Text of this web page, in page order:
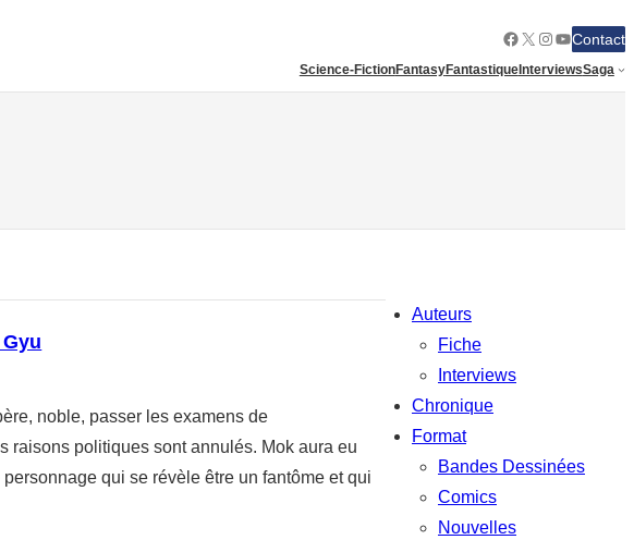
Facebook
X Instagram
YouTube
Contact
Science-FictionFantasyFantastiqueInterviewsSaga
noble, passer les examens de
raisons politiques sont annulés. Mok aura eu
qui se révèle être un fantôme et qui
Auteurs
Fiche
Interviews
Chronique
Format
Bandes Dessinées
Comics
Nouvelles